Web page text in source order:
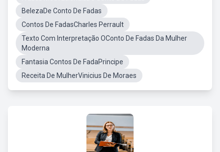
BelezaDe Conto De Fadas
Contos De FadasCharles Perrault
Texto Com Interpretação OConto De Fadas Da Mulher
Moderna
Fantasia Contos De FadaPrincipe
Receita De MulherVinicius De Moraes